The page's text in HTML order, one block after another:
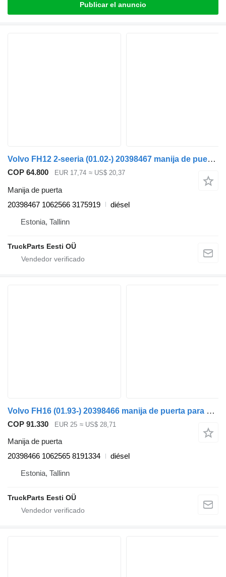
Publicar el anuncio
Volvo FH12 2-seeria (01.02-) 20398467 manija de puerta para Volvo FH12, FH16, NH12, FH, VNL780 (1993-2014) cabeza tractora
COP 64.800 EUR 17,74 ≈ US$ 20,37
Manija de puerta
20398467 1062566 3175919
diésel
Estonia, Tallinn
TruckParts Eesti OÜ
Volvo FH16 (01.93-) 20398466 manija de puerta para Volvo FH12, FH16, NH12, FH, VNL780 (1993-2014) cabeza tractora
COP 91.330 EUR 25 ≈ US$ 28,71
Manija de puerta
20398466 1062565 8191334
diésel
Estonia, Tallinn
TruckParts Eesti OÜ